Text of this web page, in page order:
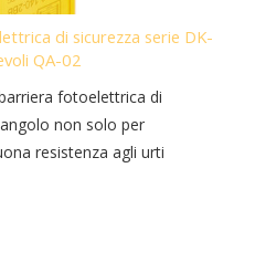
di sicurezza serie DK-
QA-02
fotoelettrica di
non solo per
resistenza agli urti